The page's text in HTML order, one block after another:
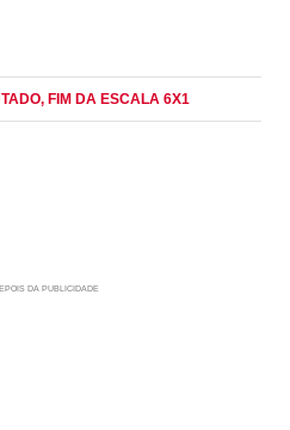
, FIM DA ESCALA 6X1